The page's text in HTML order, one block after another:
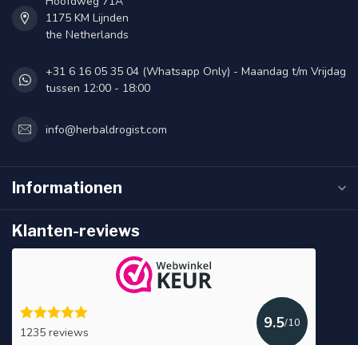
1175 KM Lijnden
the Netherlands
+31 6 16 05 35 04 (Whatsapp Only) - Maandag t/m Vrijdag
tussen 12:00 - 18:00
info@herbaldrogist.com
Informationen
Klanten-reviews
1235 reviews
9.5/10